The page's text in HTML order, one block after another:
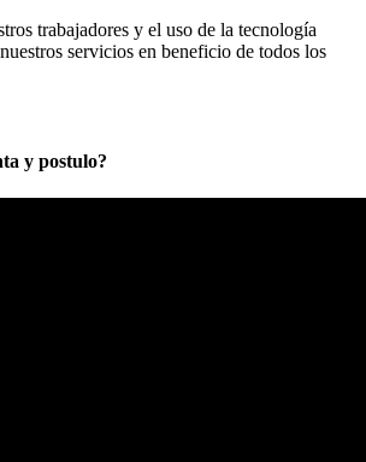
trabajadores y el uso de la tecnología
servicios en beneficio de todos los
y postulo?